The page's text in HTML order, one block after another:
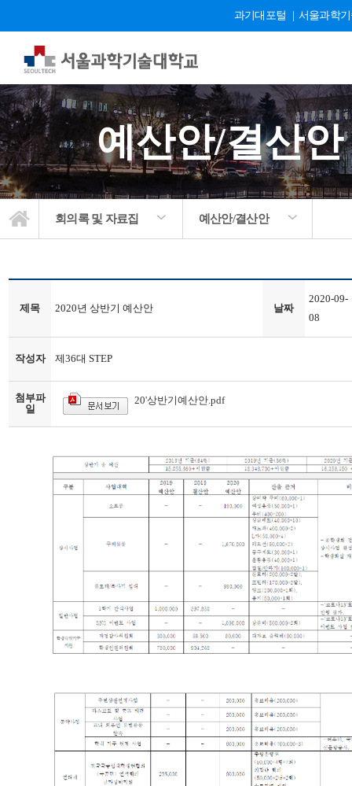
과기대포털 서울과학
예산안/결산안
회의록 및 자료집 예산안/결산안
제목 2020년 상반기 예산안 날짜
2020-09-
08
작성자 제36대 STEP
첨부파
일
20'상반기예산안.pdf